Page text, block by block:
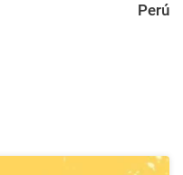
Perú